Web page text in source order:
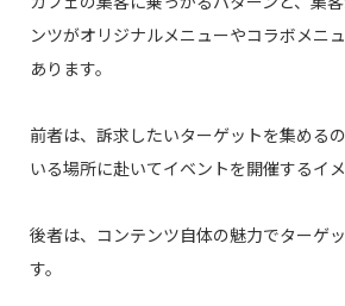
ンツがオリジナルメニューやコラボメニ
あります。
前者は、訴求したいターゲットを集める
いる場所に赴いてイベントを開催するイメ
後者は、コンテンツ自体の魅力でターゲ
す。